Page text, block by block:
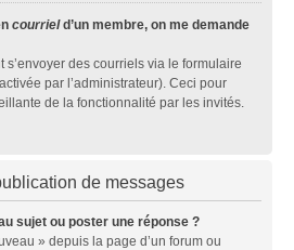
courrield’un membre, on me demande
des courriels via le formulaire
par l’administrateur). Ceci pour
de la fonctionnalité par les invités.
de messages
sujet ou poster une réponse ?
» depuis la page d’un forum ou